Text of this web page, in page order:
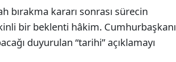
bırakma kararı sonrası sürecin
bir beklenti hâkim. Cumhurbaşkanı
duyurulan “tarihi” açıklamayı